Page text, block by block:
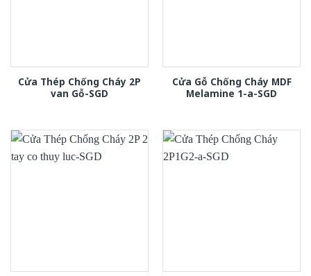
Cửa Thép Chống Cháy 2P
van Gỗ-SGD
Cửa Gỗ Chống Cháy MDF
Melamine 1-a-SGD